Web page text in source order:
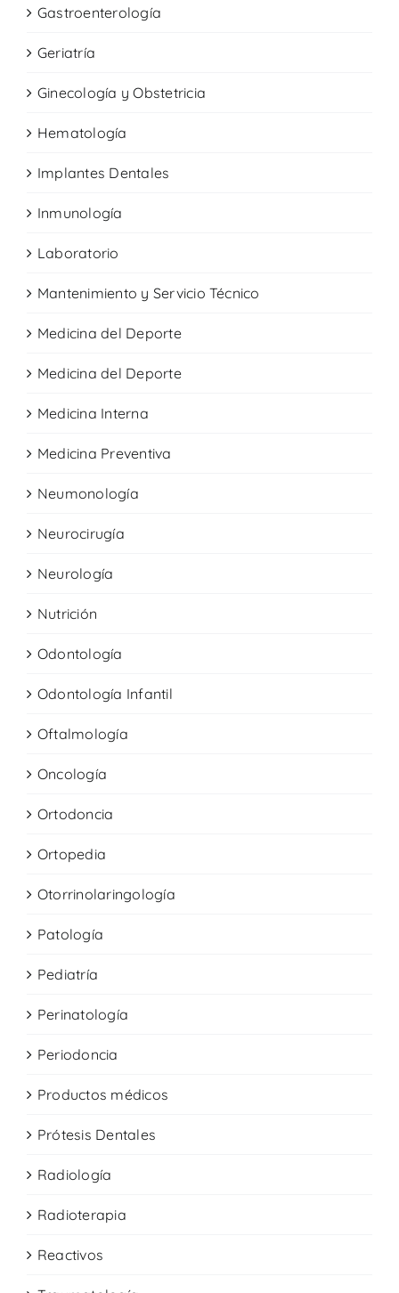
Gastroenterología
Geriatría
Ginecología y Obstetricia
Hematología
Implantes Dentales
Inmunología
Laboratorio
Mantenimiento y Servicio Técnico
Medicina del Deporte
Medicina del Deporte
Medicina Interna
Medicina Preventiva
Neumonología
Neurocirugía
Neurología
Nutrición
Odontología
Odontología Infantil
Oftalmología
Oncología
Ortodoncia
Ortopedia
Otorrinolaringología
Patología
Pediatría
Perinatología
Periodoncia
Productos médicos
Prótesis Dentales
Radiología
Radioterapia
Reactivos